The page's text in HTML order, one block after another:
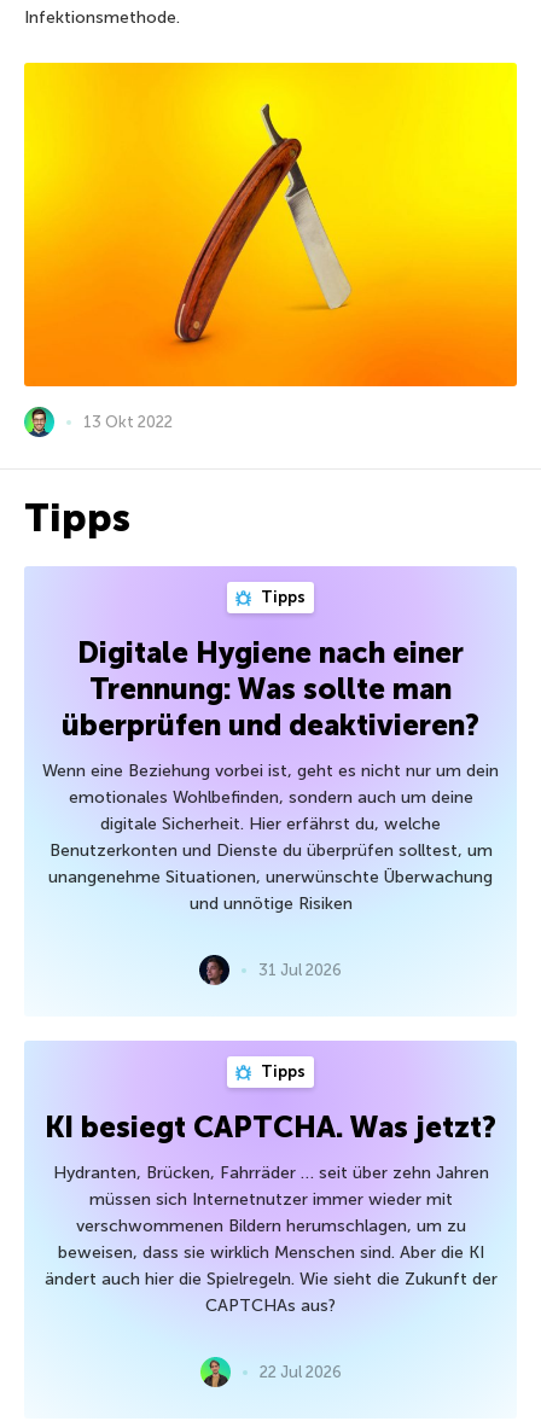
Infektionsmethode.
13 Okt 2022
Tipps
Tipps
Digitale Hygiene nach einer
Trennung: Was sollte man
überprüfen und deaktivieren?
Wenn eine Beziehung vorbei ist, geht es nicht nur um dein
emotionales Wohlbefinden, sondern auch um deine
digitale Sicherheit. Hier erfährst du, welche
Benutzerkonten und Dienste du überprüfen solltest, um
unangenehme Situationen, unerwünschte Überwachung
und unnötige Risiken
31 Jul 2026
Tipps
KI besiegt CAPTCHA. Was jetzt?
Hydranten, Brücken, Fahrräder … seit über zehn Jahren
müssen sich Internetnutzer immer wieder mit
verschwommenen Bildern herumschlagen, um zu
beweisen, dass sie wirklich Menschen sind. Aber die KI
ändert auch hier die Spielregeln. Wie sieht die Zukunft der
CAPTCHAs aus?
22 Jul 2026